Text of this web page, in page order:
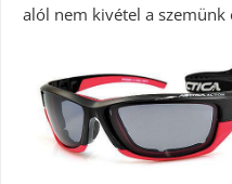
alól nem kivétel a szemünk